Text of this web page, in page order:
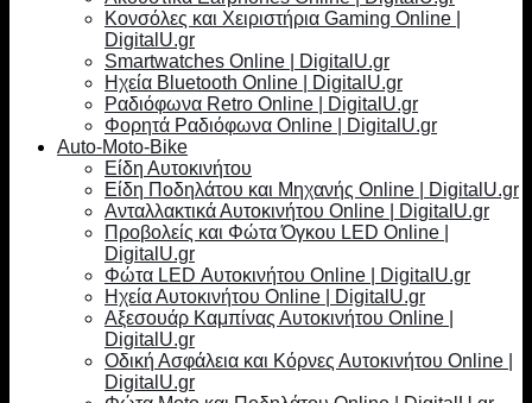
Κονσόλες και Χειριστήρια Gaming Online |
DigitalU.gr
Smartwatches Online | DigitalU.gr
Ηχεία Bluetooth Online | DigitalU.gr
Ραδιόφωνα Retro Online | DigitalU.gr
Φορητά Ραδιόφωνα Online | DigitalU.gr
Auto-Moto-Bike
Είδη Αυτοκινήτου
Είδη Ποδηλάτου και Μηχανής Online | DigitalU.gr
Ανταλλακτικά Αυτοκινήτου Online | DigitalU.gr
Προβολείς και Φώτα Όγκου LED Online |
DigitalU.gr
Φώτα LED Αυτοκινήτου Online | DigitalU.gr
Ηχεία Αυτοκινήτου Online | DigitalU.gr
Αξεσουάρ Καμπίνας Αυτοκινήτου Online |
DigitalU.gr
Οδική Ασφάλεια και Κόρνες Αυτοκινήτου Online |
DigitalU.gr